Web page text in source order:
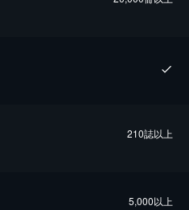
210誌以上
5,000以上